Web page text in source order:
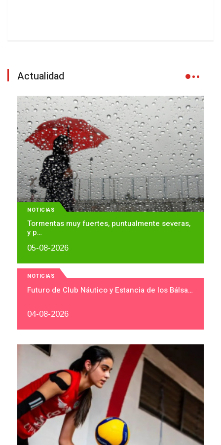
Actualidad
Tormentas muy fuertes, puntualmente severas,
y p…
05-08-2026
NOTICIAS
Futuro de Club Náutico y Estancia de los Bálsa…
04-08-2026
NOTICIAS